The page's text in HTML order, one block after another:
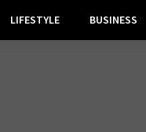
LIFESTYLE BUSINESS